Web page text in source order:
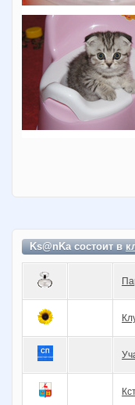
Ks@nKa состоит в